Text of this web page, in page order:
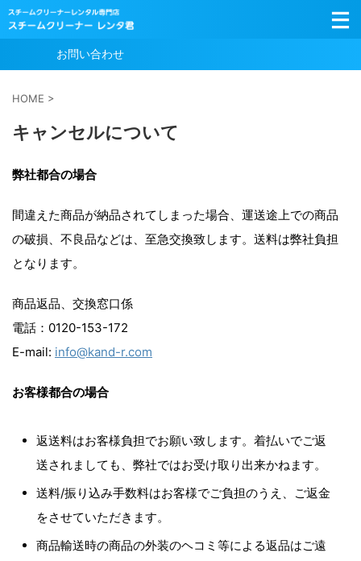
お問い合わせ
HOME >
キャンセルについて
弊社都合の場合
間違えた商品が納品されてしまった場合、運送途上での商品
の破損、不良品などは、至急交換致します。送料は弊社負担
となります。
商品返品、交換窓口係
電話：0120-153-172
E-mail: info@kand-r.com
お客様都合の場合
返送料はお客様負担でお願い致します。着払いでご返
送されましても、弊社ではお受け取り出来かねます。
送料/振り込み手数料はお客様でご負担のうえ、ご返金
をさせていただきます。
商品輸送時の商品の外装のヘコミ等による返品はご遠